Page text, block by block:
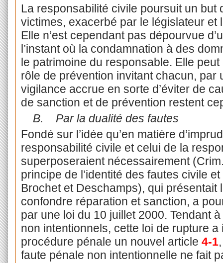
La responsabilité civile poursuit un but
victimes, exacerbé par le législateur
Elle n’est cependant pas dépourvue
l’instant où la condamnation à des
le patrimoine du responsable. Elle
rôle de prévention invitant chacun, par
vigilance accrue en sorte d’éviter de
de sanction et de prévention restent
B.
Par la dualité des fautes
Fondé sur l’idée qu’en matière
responsabilité civile et celui de la
superposeraient nécessairement
principe de l’identité des fautes civile
Brochet et Deschamps), qui présentait
confondre réparation et sanction, a
par une loi du 10 juillet 2000. Tendant
non intentionnels, cette loi de rupture
procédure pénale un nouvel article 4-1
faute pénale non intentionnelle ne fait